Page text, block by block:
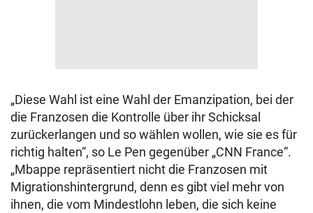
„Diese Wahl ist eine Wahl der Emanzipation, bei der
die Franzosen die Kontrolle über ihr Schicksal
zurückerlangen und so wählen wollen, wie sie es für
richtig halten“, so Le Pen gegenüber „CNN France“.
„Mbappe repräsentiert nicht die Franzosen mit
Migrationshintergrund, denn es gibt viel mehr von
ihnen, die vom Mindestlohn leben, die sich keine